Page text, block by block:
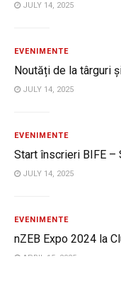
JULY 14, 2025
EVENIMENTE
Noutăți de la târguri
JULY 14, 2025
EVENIMENTE
Start înscrieri BIFE –
JULY 14, 2025
EVENIMENTE
nZEB Expo 2024 la
APRIL 15, 2025